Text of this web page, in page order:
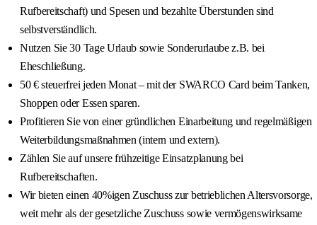
Rufbereitschaft) und Spesen und bezahlte Überstunden sind
selbstverständlich.
Nutzen Sie 30 Tage Urlaub sowie Sonderurlaube z.B. bei
Eheschließung.
50 € steuerfrei jeden Monat – mit der SWARCO Card beim Tanken,
Shoppen oder Essen sparen.
Profitieren Sie von einer gründlichen Einarbeitung und regelmäßigen
Weiterbildungsmaßnahmen (intern und extern).
Zählen Sie auf unsere frühzeitige Einsatzplanung bei
Rufbereitschaften.
Wir bieten einen 40%igen Zuschuss zur betrieblichen Altersvorsorge,
weit mehr als der gesetzliche Zuschuss sowie vermögenswirksame